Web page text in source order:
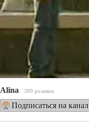
Alina · 389 роликов
Подписаться на канал